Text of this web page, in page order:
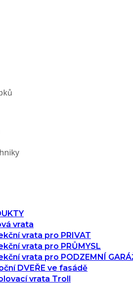
vrata
vrata pro PRIVAT
vrata pro PRŮMYSL
vrata pro PODZEMNÍ
DVEŘE ve fasádě
vrata Troll